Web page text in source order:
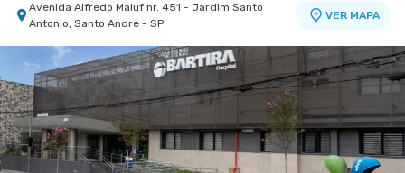
Avenida Alfredo Maluf nr. 451 - Jardim Santo
Antonio, Santo Andre - SP
VER MAPA